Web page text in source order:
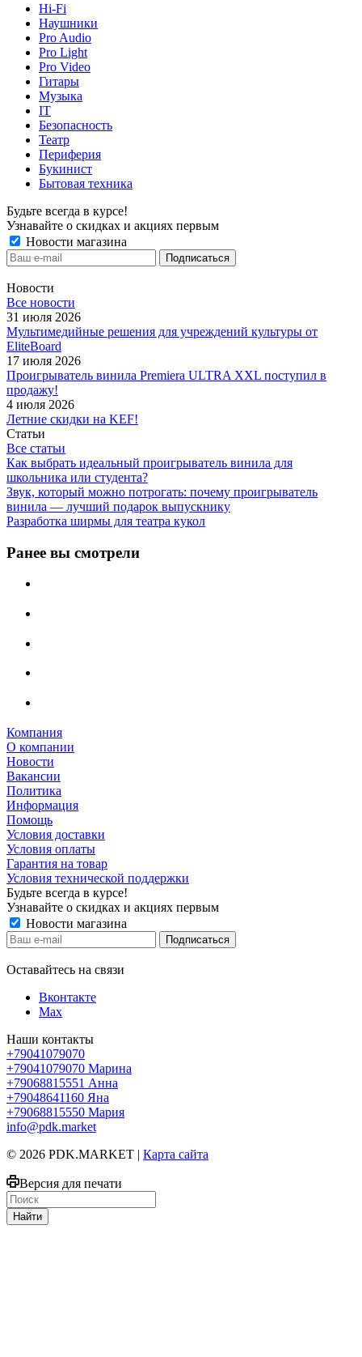
Hi-Fi
Наушники
Pro Audio
Pro Light
Pro Video
Гитары
Музыка
IT
Безопасность
Театр
Периферия
Букинист
Бытовая техника
Будьте всегда в курсе!
Узнавайте о скидках и акциях первым
Новости магазина
Новости
Все новости
31 июля 2026
Мультимедийные решения для учреждений культуры от
EliteBoard
17 июля 2026
Проигрыватель винила Premiera ULTRA XXL поступил в
продажу!
4 июля 2026
Летние скидки на KEF!
Статьи
Все статьи
Как выбрать идеальный проигрыватель винила для
школьника или студента?
Звук, который можно потрогать: почему проигрыватель
винила — лучший подарок выпускнику
Разработка ширмы для театра кукол
Ранее вы смотрели
Компания
О компании
Новости
Вакансии
Политика
Информация
Помощь
Условия доставки
Условия оплаты
Гарантия на товар
Условия технической поддержки
Будьте всегда в курсе!
Узнавайте о скидках и акциях первым
Новости магазина
Оставайтесь на связи
Вконтакте
Max
Наши контакты
+79041079070
+79041079070 Марина
+79068815551 Анна
+79048641160 Яна
+79068815550 Мария
info@pdk.market
© 2026 PDK.MARKET | Карта сайта
Версия для печати
Найти